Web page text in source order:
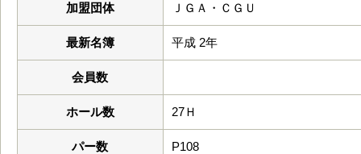
加盟団体 ＪＧＡ・ＣＧＵ
最新名簿 平成 2年
会員数
ホール数 27Ｈ
パー数 P108